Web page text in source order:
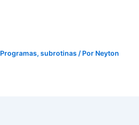
Programas, subrotinas / Por Neyton